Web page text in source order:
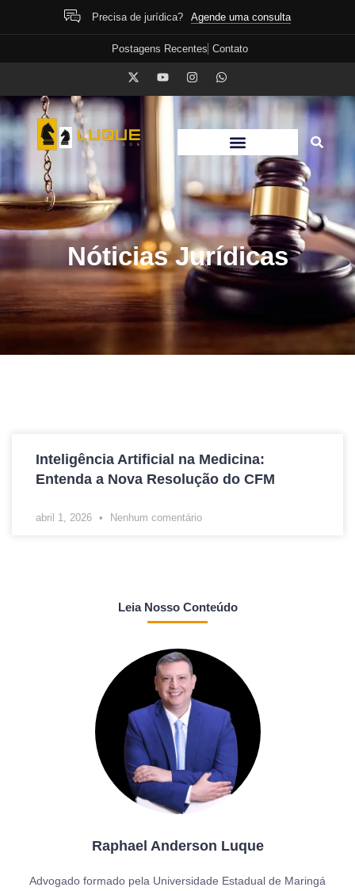
Precisa de jurídica? Agende uma consulta
Postagens Recentes Contato
Nóticias Jurídicas
Inteligência Artificial na Medicina:
Entenda a Nova Resolução do CFM
abril 1, 2026 Nenhum comentário
Leia Nosso Conteúdo
Raphael Anderson Luque
Advogado formado pela Universidade Estadual de Maringá